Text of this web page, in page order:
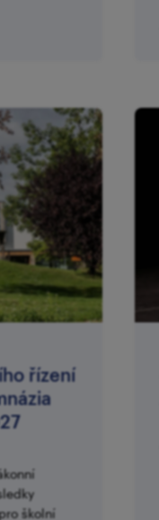
řízení
školní